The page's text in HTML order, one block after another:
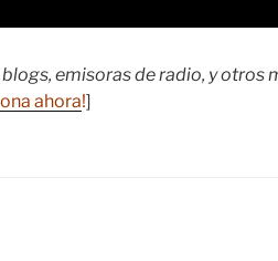
emisoras de radio, y otros
ahora!]